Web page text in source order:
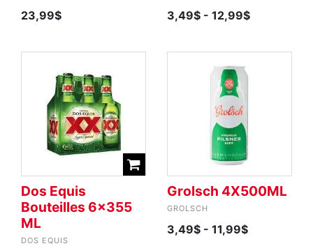
23,99$ 3,49$ - 12,99$
Dos Equis
Bouteilles 6x355
ML
DOS EQUIS
Grolsch 4X500ML
GROLSCH
3,49$ - 11,99$